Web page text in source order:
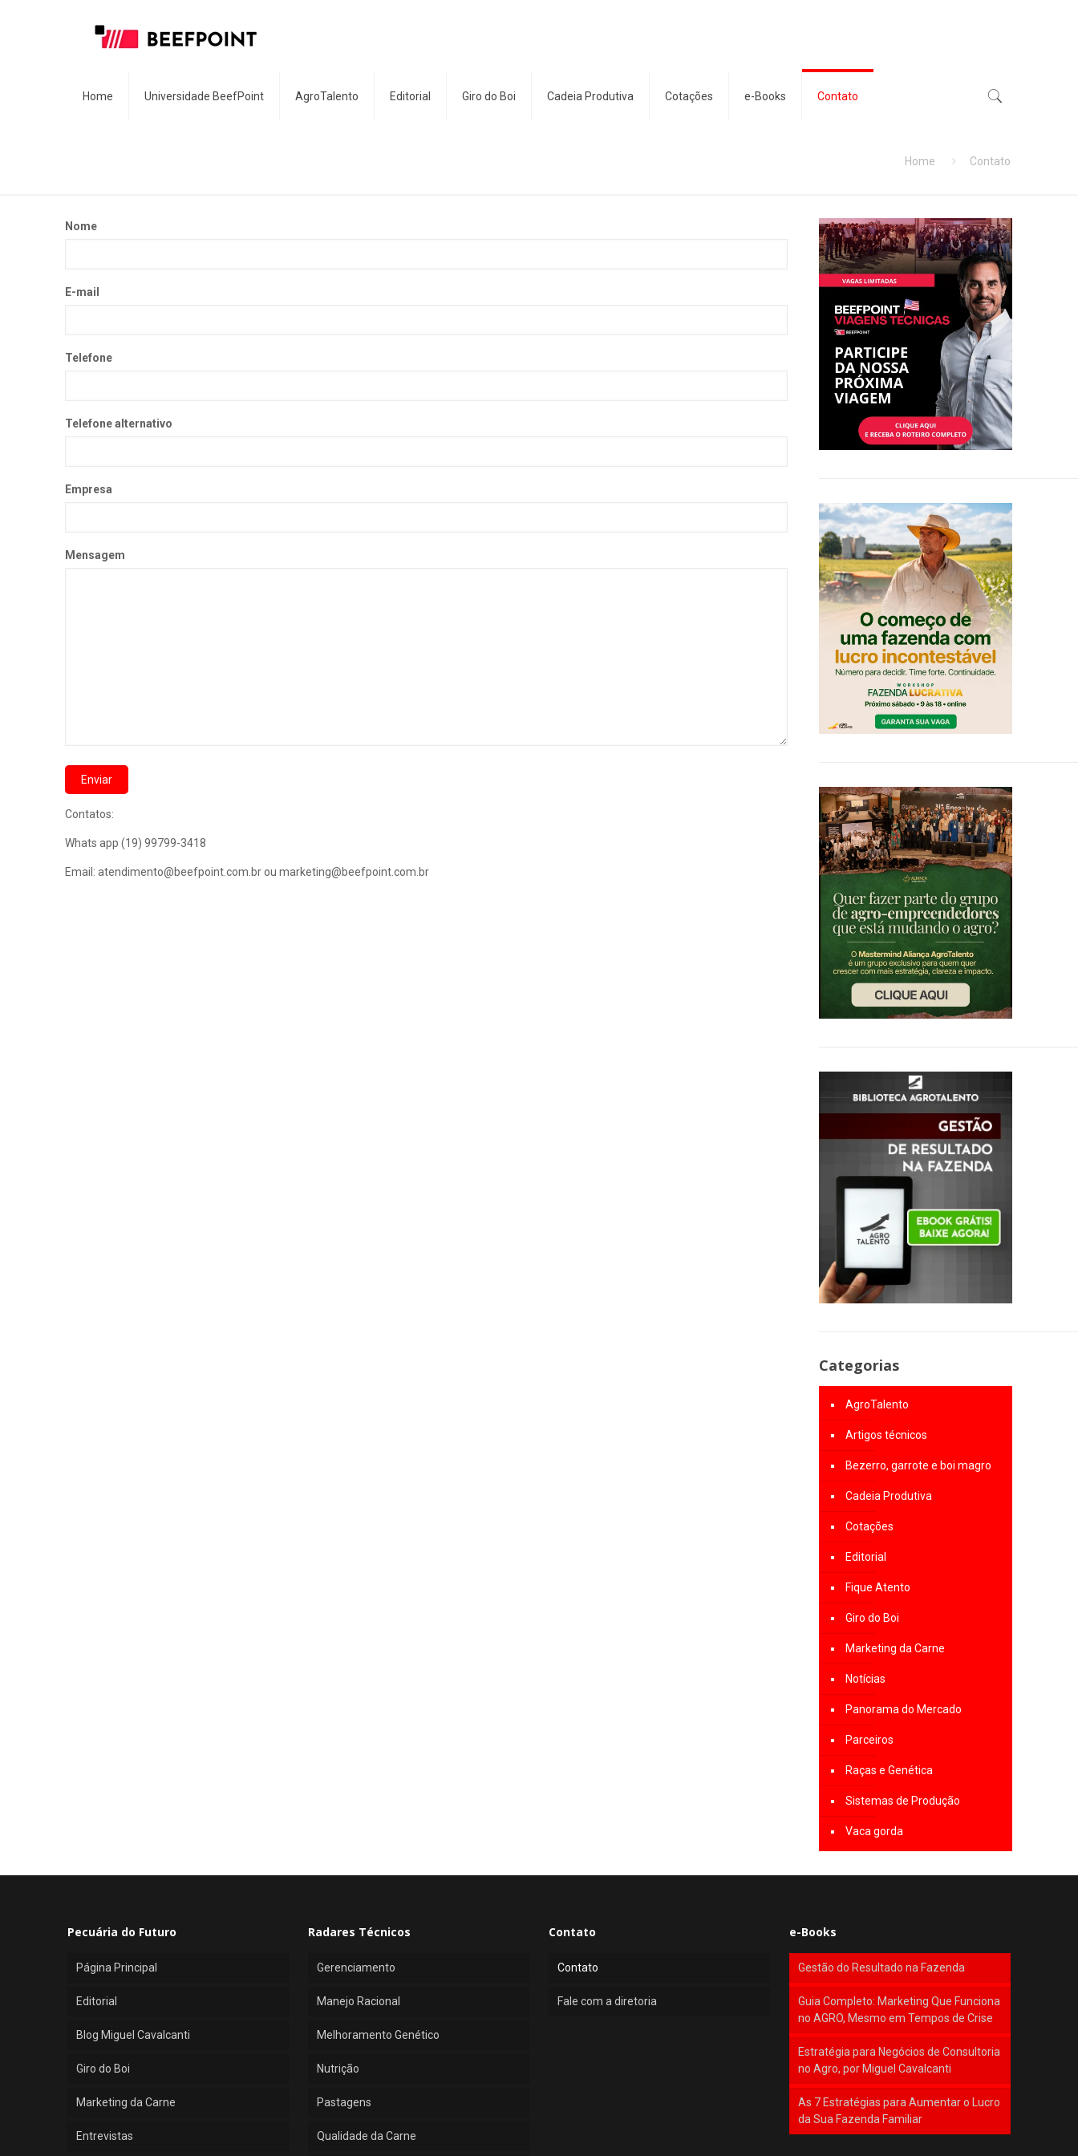
Home Universidade BeefPoint AgroTalento Editorial Giro do Boi Cadeia Produtiva Cotações e-Books Contato
Home Contato
Nome
E-mail
Telefone
Telefone alternativo
Empresa
Mensagem
Contatos:
Whats app (19) 99799-3418
Email: atendimento@beefpoint.com.br ou marketing@beefpoint.com.br
Categorias
AgroTalento
Artigos técnicos
Bezerro, garrote e boi magro
Cadeia Produtiva
Cotações
Editorial
Fique Atento
Giro do Boi
Marketing da Carne
Notícias
Panorama do Mercado
Parceiros
Raças e Genética
Sistemas de Produção
Vaca gorda
Pecuária do Futuro
Página Principal
Editorial
Blog Miguel Cavalcanti
Giro do Boi
Marketing da Carne
Entrevistas
Radares Técnicos
Gerenciamento
Manejo Racional
Melhoramento Genético
Nutrição
Pastagens
Qualidade da Carne
Contato
Contato
Fale com a diretoria
e-Books
Gestão do Resultado na Fazenda
Guia Completo: Marketing Que Funciona
no AGRO, Mesmo em Tempos de Crise
Estratégia para Negócios de Consultoria
no Agro, por Miguel Cavalcanti
As 7 Estratégias para Aumentar o Lucro
da Sua Fazenda Familiar